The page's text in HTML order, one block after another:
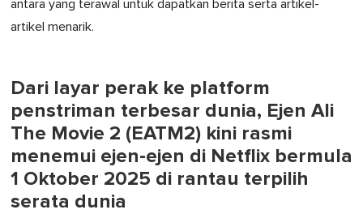
antara yang terawal untuk dapatkan berita serta artikel-
artikel menarik.
Dari layar perak ke platform
penstriman terbesar dunia, Ejen Ali
The Movie 2 (EATM2) kini rasmi
menemui ejen-ejen di Netflix bermula
1 Oktober 2025 di rantau terpilih
serata dunia